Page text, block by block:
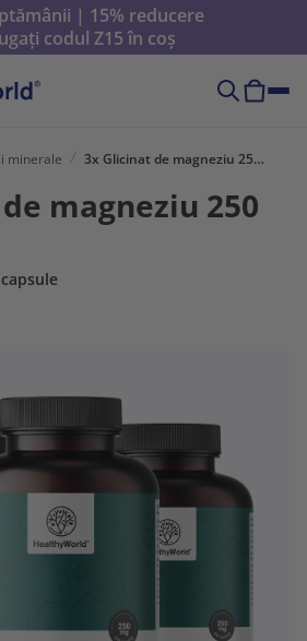
| 15% reducere
codul Z15în coș
minerale 3x Glicinat de magneziu 250 mg
magneziu 250